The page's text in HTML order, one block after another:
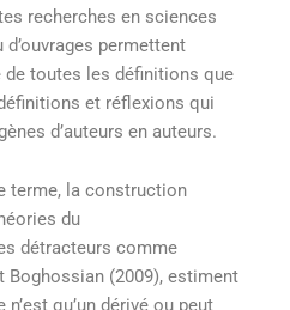
recherches en sciences
permettent
de toutes les définitions que
et réflexions qui
d’auteurs en auteurs.
terme, la construction
du
détracteurs comme
Boghossian (2009), estiment
qu’un dérivé ou peut